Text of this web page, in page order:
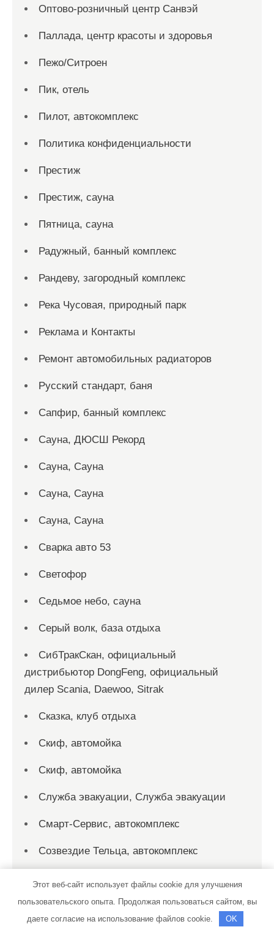
Оптово-розничный центр Санвэй
Паллада, центр красоты и здоровья
Пежо/Ситроен
Пик, отель
Пилот, автокомплекс
Политика конфиденциальности
Престиж
Престиж, сауна
Пятница, сауна
Радужный, банный комплекс
Рандеву, загородный комплекс
Река Чусовая, природный парк
Реклама и Контакты
Ремонт автомобильных радиаторов
Русский стандарт, баня
Сапфир, банный комплекс
Сауна, ДЮСШ Рекорд
Сауна, Сауна
Сауна, Сауна
Сауна, Сауна
Сварка авто 53
Светофор
Седьмое небо, сауна
Серый волк, база отдыха
СибТракСкан, официальный
дистрибьютор DongFeng, официальный
дилер Scania, Daewoo, Sitrak
Сказка, клуб отдыха
Скиф, автомойка
Скиф, автомойка
Служба эвакуации, Служба эвакуации
Смарт-Сервис, автокомплекс
Созвездие Тельца, автокомплекс
СТО на Мельничной
Этот веб-сайт использует файлы cookie для улучшения
пользовательского опыта. Продолжая пользоваться сайтом, вы
даете согласие на использование файлов cookie.
OK